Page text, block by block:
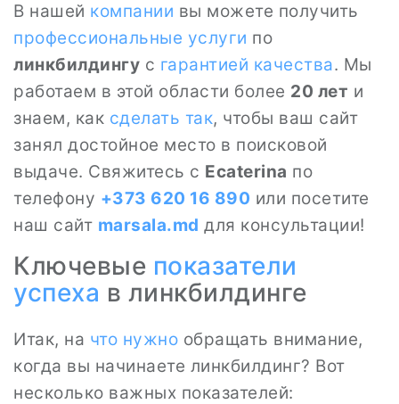
В нашей компании вы можете получить
профессиональные услуги по
линкбилдингу с гарантией качества. Мы
работаем в этой области более 20 лет и
знаем, как сделать так, чтобы ваш сайт
занял достойное место в поисковой
выдаче. Свяжитесь с Ecaterina по
телефону +373 620 16 890 или посетите
наш сайт marsala.md для консультации!
Ключевые показатели
успеха в линкбилдинге
Итак, на что нужно обращать внимание,
когда вы начинаете линкбилдинг? Вот
несколько важных показателей: